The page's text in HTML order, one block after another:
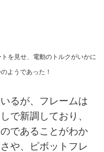
を見せ、電動のトルクがいかに
ようであった！
るが、フレームは
で新調しており、
であることがわか
や、ピボットフレ